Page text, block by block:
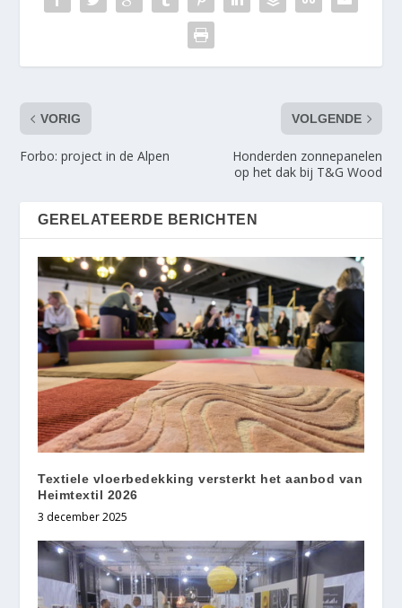
VORIG
Forbo: project in de Alpen
VOLGENDE
Honderden zonnepanelen
op het dak bij T&G Wood
GERELATEERDE BERICHTEN
Textiele vloerbedekking versterkt het aanbod van
Heimtextil 2026
3 december 2025